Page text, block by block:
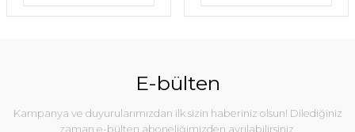
E-bülten
Kampanya ve duyurularımızdan ilk sizin haberiniz olsun! Dilediğiniz
zaman e-bülten aboneliğimizden ayrılabilirsiniz.